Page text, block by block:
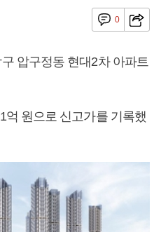
0
압구정동 현대2차 아파트
억 원으로 신고가를 기록했